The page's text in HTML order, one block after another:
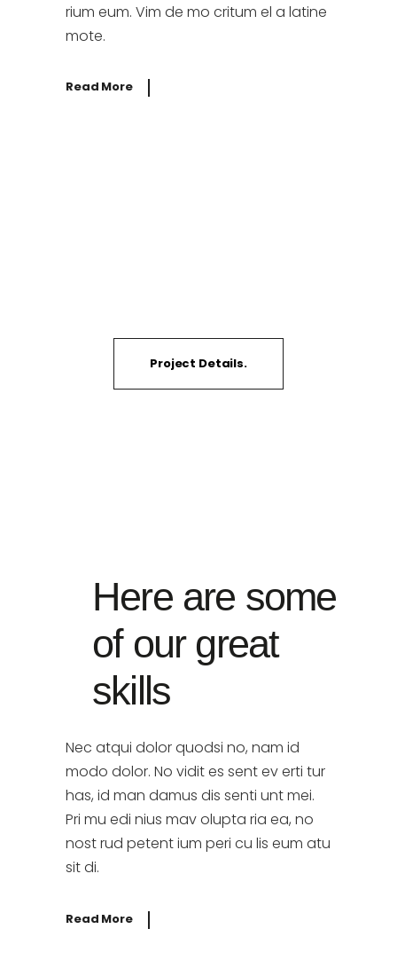
rium eum. Vim de mo critum el a latine
mote.
Read More
Project Details.
Here are some
of our great
skills
Nec atqui dolor quodsi no, nam id
modo dolor. No vidit es sent ev erti tur
has, id man damus dis senti unt mei.
Pri mu edi nius mav olupta ria ea, no
nost rud petent ium peri cu lis eum atu
sit di.
Read More